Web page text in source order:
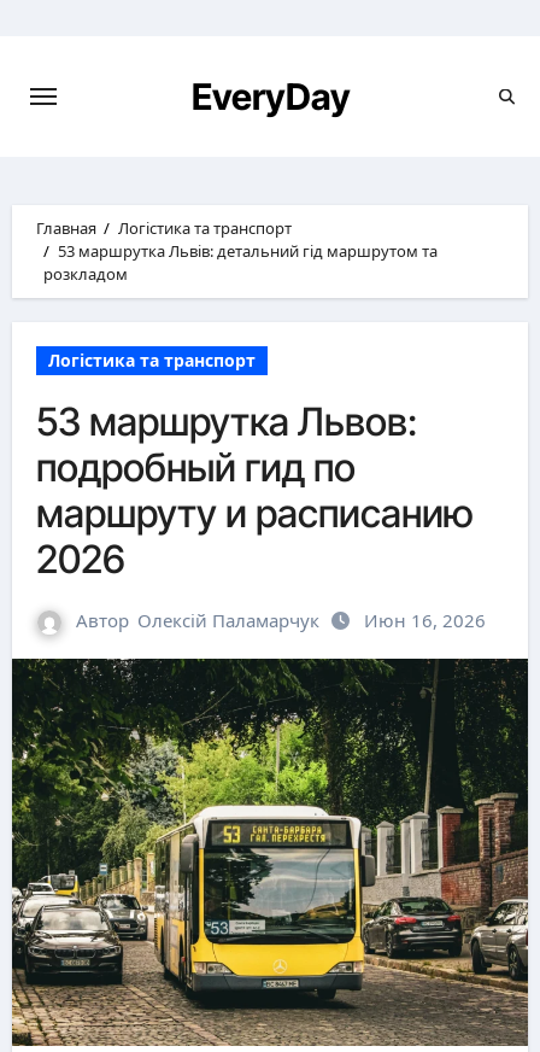
EveryDay
Главная
Логістика та транспорт
53 маршрутка Львів: детальний гід маршрутом та
розкладом
Логістика та транспорт
53 маршрутка Львов:
подробный гид по
маршруту и расписанию
2026
Автор Олексій Паламарчук Июн 16, 2026